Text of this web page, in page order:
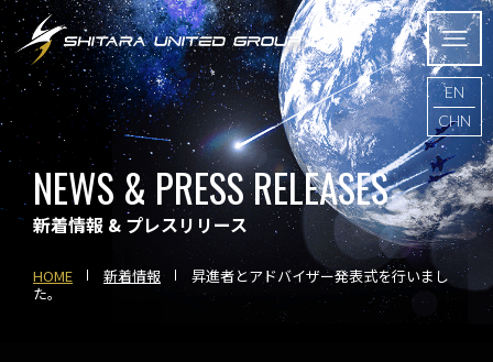
EN
CHN
NEWS & PRESS RELEASES
新着情報 & プレスリリース
HOME 新着情報
昇進者とアドバイザー発表式を行いまし
た。